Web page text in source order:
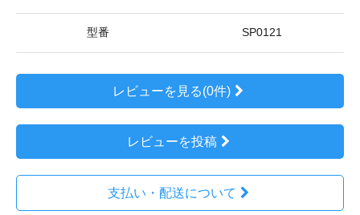
型番 SP0121
レビューを見る(0件)
レビューを投稿
支払い・配送について